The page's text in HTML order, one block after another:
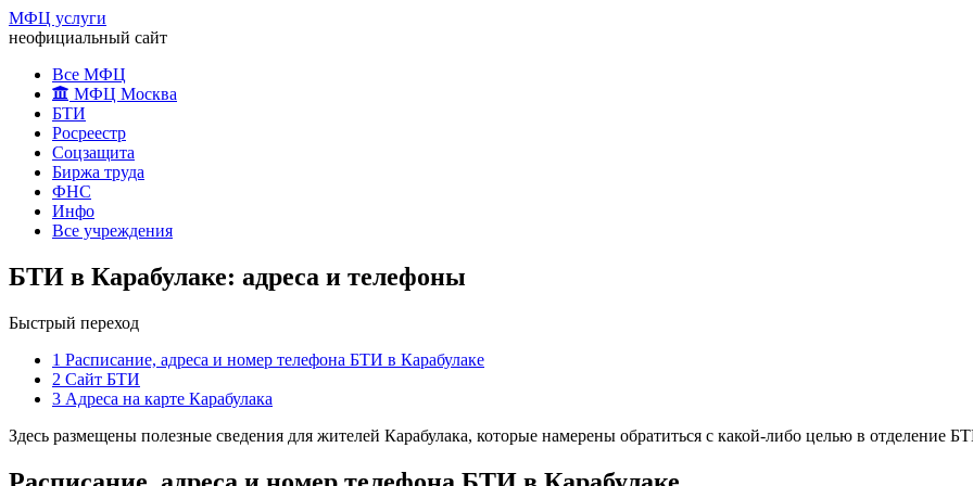
МФЦ услуги
неофициальный сайт
Все МФЦ
МФЦ Москва
БТИ
Росреестр
Соцзащита
Биржа труда
ФНС
Инфо
Все учреждения
БТИ в Карабулаке: адреса и телефоны
Быстрый переход
1 Расписание, адреса и номер телефона БТИ в Карабулаке
2 Сайт БТИ
3 Адреса на карте Карабулака
Здесь размещены полезные сведения для жителей Карабулака, которые намерены обратиться с какой-либо целью в отделение